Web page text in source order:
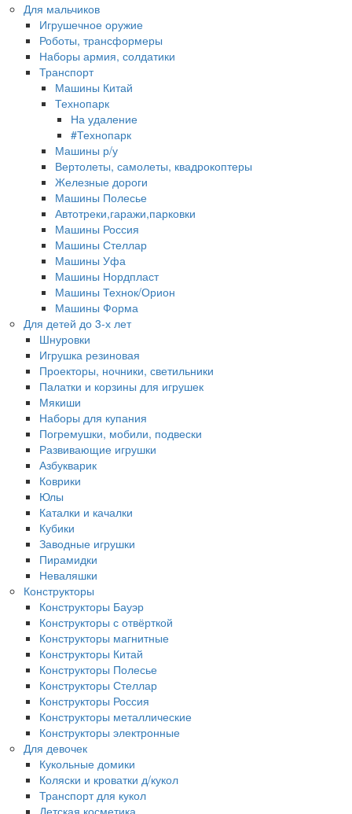
Для мальчиков
Игрушечное оружие
Роботы, трансформеры
Наборы армия, солдатики
Транспорт
Машины Китай
Технопарк
На удаление
#Технопарк
Машины р/у
Вертолеты, самолеты, квадрокоптеры
Железные дороги
Машины Полесье
Автотреки,гаражи,парковки
Машины Россия
Машины Стеллар
Машины Уфа
Машины Нордпласт
Машины Технок/Орион
Машины Форма
Для детей до 3-х лет
Шнуровки
Игрушка резиновая
Проекторы, ночники, светильники
Палатки и корзины для игрушек
Мякиши
Наборы для купания
Погремушки, мобили, подвески
Развивающие игрушки
Азбукварик
Коврики
Юлы
Каталки и качалки
Кубики
Заводные игрушки
Пирамидки
Неваляшки
Конструкторы
Конструкторы Бауэр
Конструкторы с отвёрткой
Конструкторы магнитные
Конструкторы Китай
Конструкторы Полесье
Конструкторы Стеллар
Конструкторы Россия
Конструкторы металлические
Конструкторы электронные
Для девочек
Кукольные домики
Коляски и кроватки д/кукол
Транспорт для кукол